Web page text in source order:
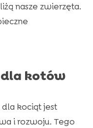
nasze zwierzęta.
kotów
kociąt jest
i rozwoju. Tego